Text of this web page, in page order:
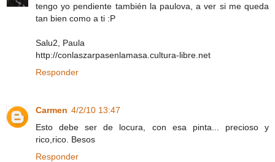
tengo yo pendiente también la paulova, a ver si me queda
tan bien como a ti :P
Salu2, Paula
http://conlaszarpasenlamasa.cultura-libre.net
Responder
Carmen 4/2/10 13:47
Esto debe ser de locura, con esa pinta... precioso y
rico,rico. Besos
Responder